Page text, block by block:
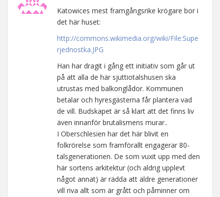
Katowices mest framgångsrike krögare bor i
det här huset:
http://commons.wikimedia.org/wiki/File:Supe
rjednostka.JPG
Han har dragit i gång ett initiativ som går ut
på att alla de här sjuttiotalshusen ska
utrustas med balkonglådor. Kommunen
betalar och hyresgästerna får plantera vad
de vill. Budskapet är så klart att det finns liv
även innanför brutalismens murar..
I Oberschlesien har det här blivit en
folkrörelse som framförallt engagerar 80-
talsgenerationen. De som vuxit upp med den
här sortens arkitektur (och aldrig upplevt
något annat) är rädda att äldre generationer
vill riva allt som är grått och påminner om